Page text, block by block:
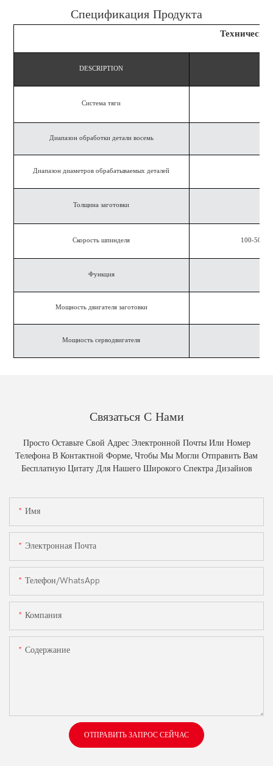
Спецификация Продукта
DESCRIPTION
Система тяги
Диапазон обработки детали восемь
Диапазон диаметров обрабатываемых деталей
Толщина заготовки
Скорость шпинделя 100-500
Функция
Мощность двигателя заготовки
Мощность серводвигателя
Связаться С Нами
Просто Оставьте Свой Адрес Электронной Почты Или Номер
Телефона В Контактной Форме, Чтобы Мы Могли Отправить Вам
Бесплатную Цитату Для Нашего Широкого Спектра Дизайнов
Имя
Электронная Почта
Телефон/WhatsApp
Компания
Содержание
ОТПРАВИТЬ ЗАПРОС СЕЙЧАС